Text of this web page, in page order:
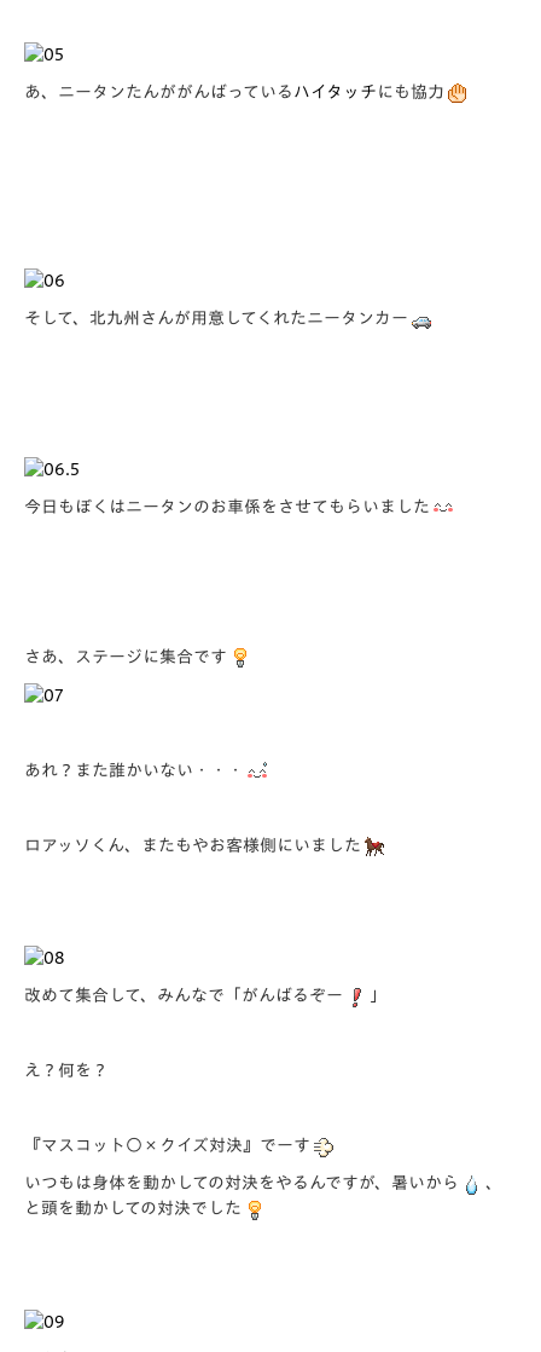
あ、ニータンたんががんばっている ハイタッチ にも協力
そして、北九州さんが用意してくれたニータンカー
今日もぼくはニータンのお車係をさせてもらいました
さあ、ステージに集合です
あれ？また誰かいない・・・
ロアッソくん、またもやお客様側にいました
改めて集合して、みんなで「がんばるぞー 」
え？何を？
『マスコット○×クイズ対決』でーす
いつもは身体を動かしての対決をやるんですが、暑いから
、
と頭を動かしての対決でした